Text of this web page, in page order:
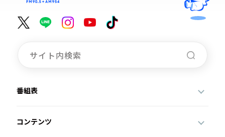
番組表
コンテンツ